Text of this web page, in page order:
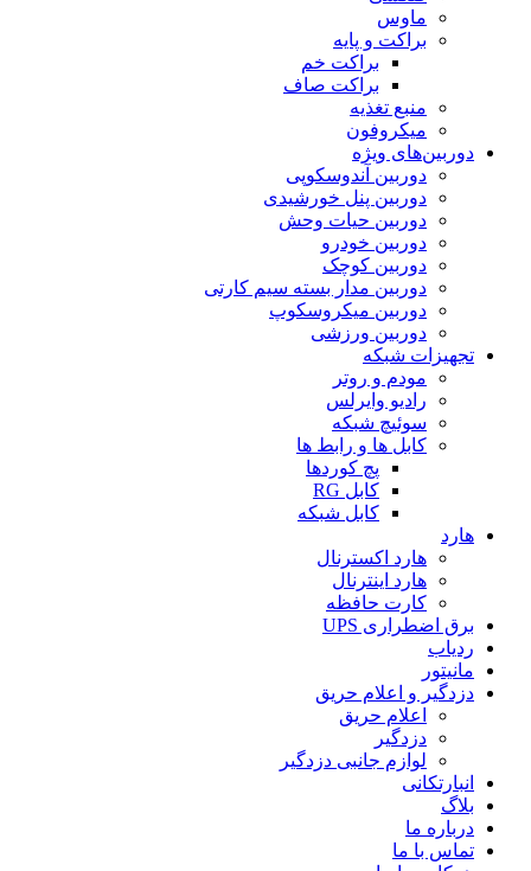
ماوس
براکت و پایه
براکت خم
براکت صاف
منبع تغذیه
میکروفون
دوربین‌های ویژه
دوربین آندوسکوپی
دوربین پنل خورشیدی
دوربین حیات وحش
دوربین خودرو
دوربین کوچک
دوربین مدار بسته سیم کارتی
دوربین میکروسکوپ
دوربین ورزشی
تجهیزات شبکه
مودم و روتر
رادیو وایرلس
سوئیچ شبکه
کابل ها و رابط ها
پچ کوردها
کابل RG
کابل شبکه
هارد
هارد اکسترنال
هارد اینترنال
کارت حافظه
برق اضطراری UPS
ردیاب
مانیتور
دزدگیر و اعلام حریق
اعلام حریق
دزدگیر
لوازم جانبی دزدگیر
انبارتکانی
بلاگ
درباره ما
تماس با ما